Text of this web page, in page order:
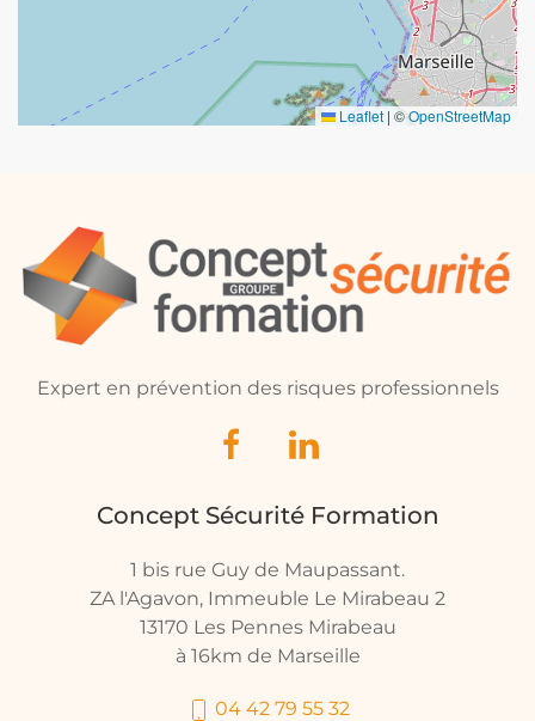
Leaflet | ©OpenStreetMap
Expert en prévention des risques professionnels
Concept Sécurité Formation
1 bis rue Guy de Maupassant.
ZA l'Agavon, Immeuble Le Mirabeau 2
13170 Les Pennes Mirabeau
à 16km de Marseille
04 42 79 55 32